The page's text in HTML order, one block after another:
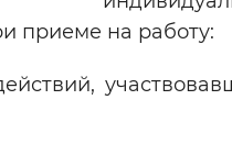
приеме на работу: